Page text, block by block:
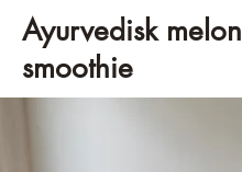
Ayurvedisk melon
smoothie